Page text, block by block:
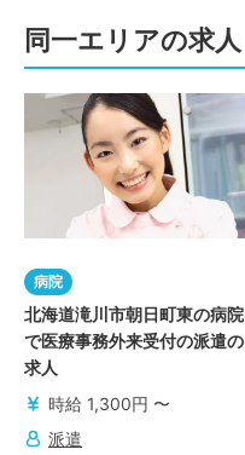
同一エリアの求人
病院
北海道滝川市朝日町東の病院
で医療事務外来受付の派遣の
求人
時給 1,300円 〜
派遣